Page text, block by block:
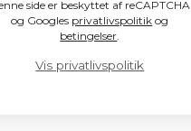
side er beskyttet af reCAPTCHA
og Googles privatlivspolitik og
betingelser.
Vis privatlivspolitik